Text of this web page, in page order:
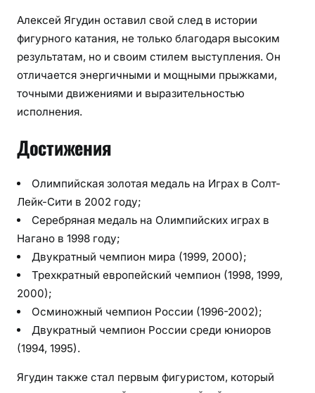
Алексей Ягудин оставил свой след в истории
фигурного катания, не только благодаря высоким
результатам, но и своим стилем выступления. Он
отличается энергичными и мощными прыжками,
точными движениями и выразительностью
исполнения.
Достижения
Олимпийская золотая медаль на Играх в Солт-
Лейк-Сити в 2002 году;
Серебряная медаль на Олимпийских играх в
Нагано в 1998 году;
Двукратный чемпион мира (1999, 2000);
Трехкратный европейский чемпион (1998, 1999,
2000);
Осминожный чемпион России (1996-2002);
Двукратный чемпион России среди юниоров
(1994, 1995).
Ягудин также стал первым фигуристом, который